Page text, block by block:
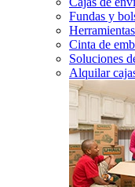
Fundas y
Cinta de
Soluciones
Alquilar